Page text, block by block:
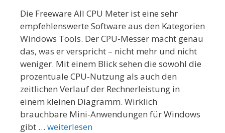
Die Freeware All CPU Meter ist eine sehr
empfehlenswerte Software aus den Kategorien
Windows Tools. Der CPU-Messer macht genau
das, was er verspricht – nicht mehr und nicht
weniger. Mit einem Blick sehen die sowohl die
prozentuale CPU-Nutzung als auch den
zeitlichen Verlauf der Rechnerleistung in
einem kleinen Diagramm. Wirklich
brauchbare Mini-Anwendungen für Windows
gibt … weiterlesen